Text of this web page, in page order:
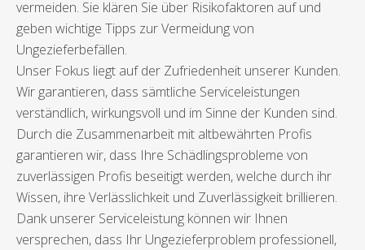
vermeiden. Sie klären Sie über Risikofaktoren auf und
geben wichtige Tipps zur Vermeidung von
Ungezieferbefällen.
Unser Fokus liegt auf der Zufriedenheit unserer Kunden.
Wir garantieren, dass sämtliche Serviceleistungen
verständlich, wirkungsvoll und im Sinne der Kunden sind.
Durch die Zusammenarbeit mit altbewährten Profis
garantieren wir, dass Ihre Schädlingsprobleme von
zuverlässigen Profis beseitigt werden, welche durch ihr
Wissen, ihre Verlässlichkeit und Zuverlässigkeit brillieren.
Dank unserer Serviceleistung können wir Ihnen
versprechen, dass Ihr Ungezieferproblem professionell,